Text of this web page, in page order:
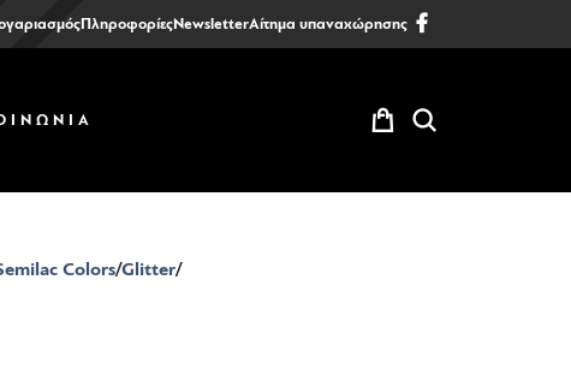
ΠληροφορίεςNewsletterΑίτημα υπαναχώρησης
Colors Glitter